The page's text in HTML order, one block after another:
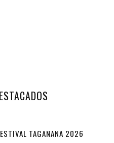
TAGANANA 2026